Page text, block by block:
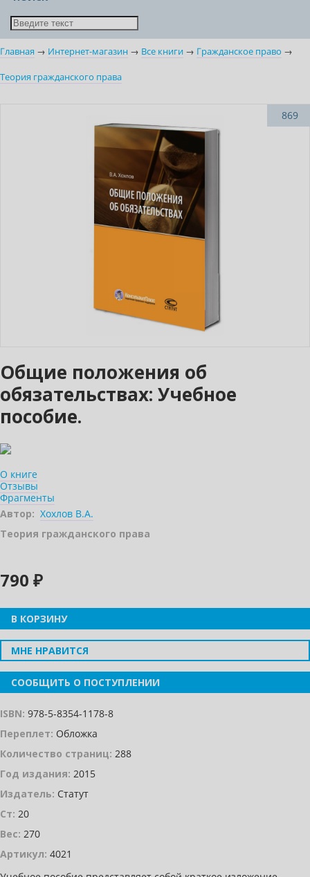
Главная → Интернет-магазин → Все книги → Гражданское право →
Теория гражданского права
869
Общие положения об
обязательствах: Учебное
пособие.
О книге
Отзывы
Фрагменты
Автор: Хохлов В.А.
Теория гражданского права
790 ₽
В КОРЗИНУ
МНЕ НРАВИТСЯ
СООБЩИТЬ О ПОСТУПЛЕНИИ
ISBN: 978-5-8354-1178-8
Переплет: Обложка
Количество страниц: 288
Год издания: 2015
Издатель: Статут
Ст: 20
Вес: 270
Артикул: 4021